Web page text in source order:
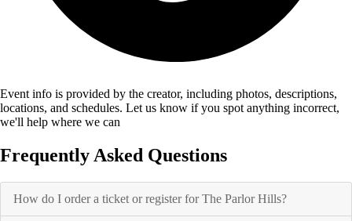
Event info is provided by the creator, including photos, descriptions,
locations, and schedules. Let us know if you spot anything incorrect,
we'll help where we can
Frequently Asked Questions
How do I order a ticket or register for The Parlor Hills?